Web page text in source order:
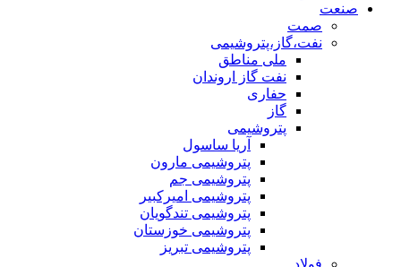
صنعت
صمت
نفت،گاز،پتروشیمی
ملی مناطق
نفت گاز اروندان
حفاری
گاز
پتروشیمی
آریا ساسول
پتروشیمی مارون
پتروشیمی جم
پتروشیمی امیرکبیر
پتروشیمی تندگویان
پتروشیمی خوزستان
پتروشیمی تبریز
فولاد